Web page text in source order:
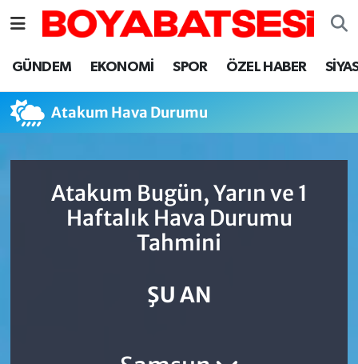
GÜNDEM EKONOMİ SPOR ÖZEL HABER
Atakum Hava Durumu
Atakum Bugün, Yarın ve 1
Haftalık Hava Durumu
Tahmini
ŞU AN
Sinop Nöbetçi Eczaneler
Sinop Hava Durumu
Sinop Trafik Yoğunluk Haritası
Süper Lig Puan Durumu ve Fikstür
Son Dakika Haberleri